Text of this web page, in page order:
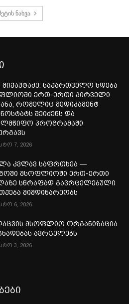
ნახვა
მიქაუტაძე: საქართველო ხდება
ერთ-ერთი პირველი
რომელიც მედიკამენტ
შეიძენს და
პროგრამაში
7, 2026
კვლავ საფრთხეა —
მსოფლიოში ერთ-ერთი
სწრაფად გავრცელებული
მიმდინარეობს
6, 2026
მსოფლიო ორგანიზაცია
ავრცელებს
3, 2026